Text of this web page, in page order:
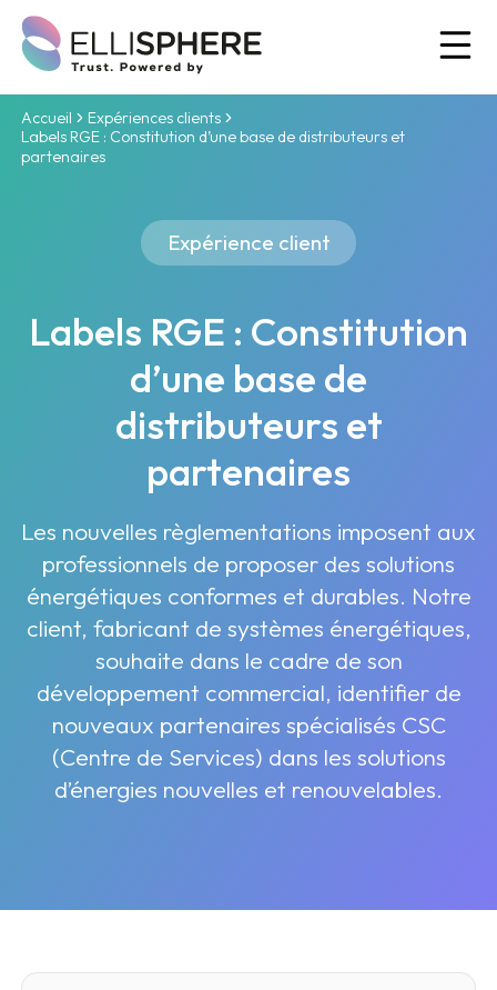
Accueil
Expériences clients
Labels RGE : Constitution d’une base de distributeurs et
partenaires
Expérience client
Labels RGE : Constitution
d’une base de
distributeurs et
partenaires
Les nouvelles règlementations imposent aux
professionnels de proposer des solutions
énergétiques conformes et durables. Notre
client, fabricant de systèmes énergétiques,
souhaite dans le cadre de son
développement commercial, identifier de
nouveaux partenaires spécialisés CSC
(Centre de Services) dans les solutions
d’énergies nouvelles et renouvelables.